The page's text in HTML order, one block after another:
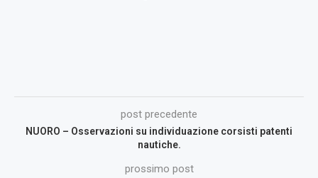
post precedente
NUORO – Osservazioni su individuazione corsisti patenti
nautiche.
prossimo post